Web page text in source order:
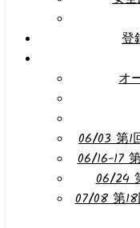
登
オ
06/03 第1
06/16-17
06/24
07/08 第